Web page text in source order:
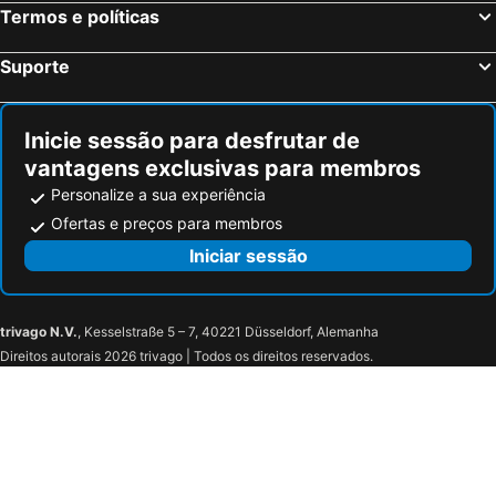
Hotéis em Vex
Hotéis em Zinal
Hotéis em St-Maurice
Hotéis em Orsieres
Hotéis em Fully
Termos e políticas
Suporte
Inicie sessão para desfrutar de
vantagens exclusivas para membros
Personalize a sua experiência
Ofertas e preços para membros
Iniciar sessão
trivago N.V., Kesselstraße 5 – 7, 40221 Düsseldorf, Alemanha
Direitos autorais 2026 trivago | Todos os direitos reservados.